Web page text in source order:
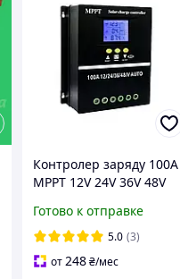
Контролер заряду 100А
MPPT 12V 24V 36V 48V
кислотних
акумуляторів
Готово к отправке
5.0 (3)
от248 ₴/мес